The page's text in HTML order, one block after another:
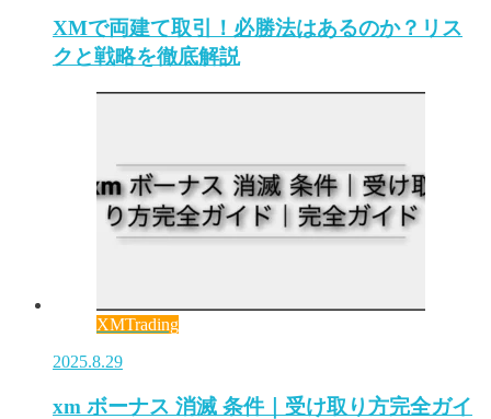
XMで両建て取引！必勝法はあるのか？リス
クと戦略を徹底解説
XMTrading
2025.8.29
xm ボーナス 消滅 条件｜受け取り方完全ガイ